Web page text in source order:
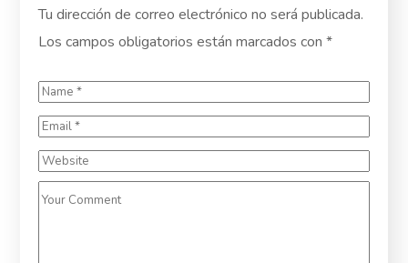
Tu dirección de correo electrónico no será publicada.
Los campos obligatorios están marcados con*